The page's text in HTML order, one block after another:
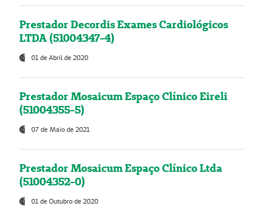
Prestador Decordis Exames Cardiológicos
LTDA (51004347-4)
01 de Abril de 2020
Prestador Mosaicum Espaço Clínico Eireli
(51004355-5)
07 de Maio de 2021
Prestador Mosaicum Espaço Clínico Ltda
(51004352-0)
01 de Outubro de 2020